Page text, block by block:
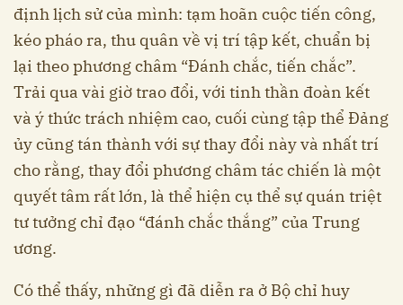
định lịch sử của mình: tạm hoãn cuộc tiến công,
kéo pháo ra, thu quân về vị trí tập kết, chuẩn bị
lại theo phương châm “Đánh chắc, tiến chắc”.
Trải qua vài giờ trao đổi, với tinh thần đoàn kết
và ý thức trách nhiệm cao, cuối cùng tập thể Đảng
ủy cũng tán thành với sự thay đổi này và nhất trí
cho rằng, thay đổi phương châm tác chiến là một
quyết tâm rất lớn, là thể hiện cụ thể sự quán triệt
tư tưởng chỉ đạo “đánh chắc thắng” của Trung
ương.
Có thể thấy, những gì đã diễn ra ở Bộ chỉ huy